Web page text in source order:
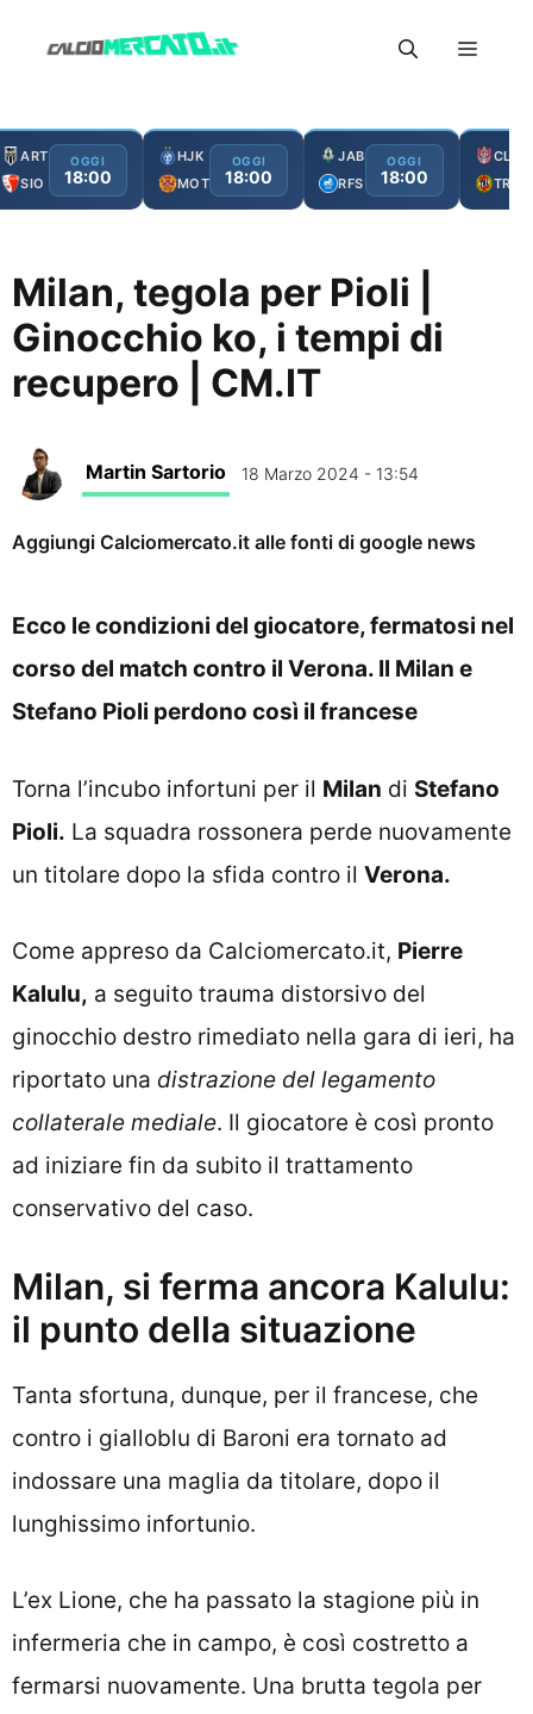
Menu
ART
SIO
OGGI
18:00
HJK
MOT
OGGI
18:00
JAB
RFS
OGGI
18:00
CLJ
TRO
Milan, tegola per Pioli |
Ginocchio ko, i tempi di
recupero | CM.IT
Martin Sartorio 18 Marzo 2024 - 13:54
Aggiungi Calciomercato.it alle fonti di google news
Ecco le condizioni del giocatore, fermatosi nel
corso del match contro il Verona. Il Milan e
Stefano Pioli perdono così il francese
Torna l’incubo infortuni per il Milan di Stefano
Pioli. La squadra rossonera perde nuovamente
un titolare dopo la sfida contro il Verona.
Come appreso da Calciomercato.it, Pierre
Kalulu, a seguito trauma distorsivo del
ginocchio destro rimediato nella gara di ieri, ha
riportato una distrazione del legamento
collaterale mediale. Il giocatore è così pronto
ad iniziare fin da subito il trattamento
conservativo del caso.
Milan, si ferma ancora Kalulu:
il punto della situazione
Tanta sfortuna, dunque, per il francese, che
contro i gialloblu di Baroni era tornato ad
indossare una maglia da titolare, dopo il
lunghissimo infortunio.
L’ex Lione, che ha passato la stagione più in
infermeria che in campo, è così costretto a
fermarsi nuovamente. Una brutta tegola per